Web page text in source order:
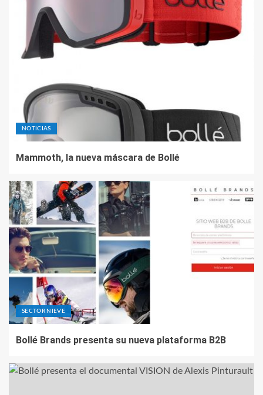
NOTICIAS
Mammoth, la nueva máscara de Bollé
SECTOR NIEVE
Bollé Brands presenta su nueva plataforma B2B